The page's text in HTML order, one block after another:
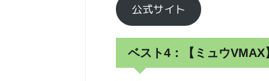
公式サイト
ベスト4：【ミュウVMAX